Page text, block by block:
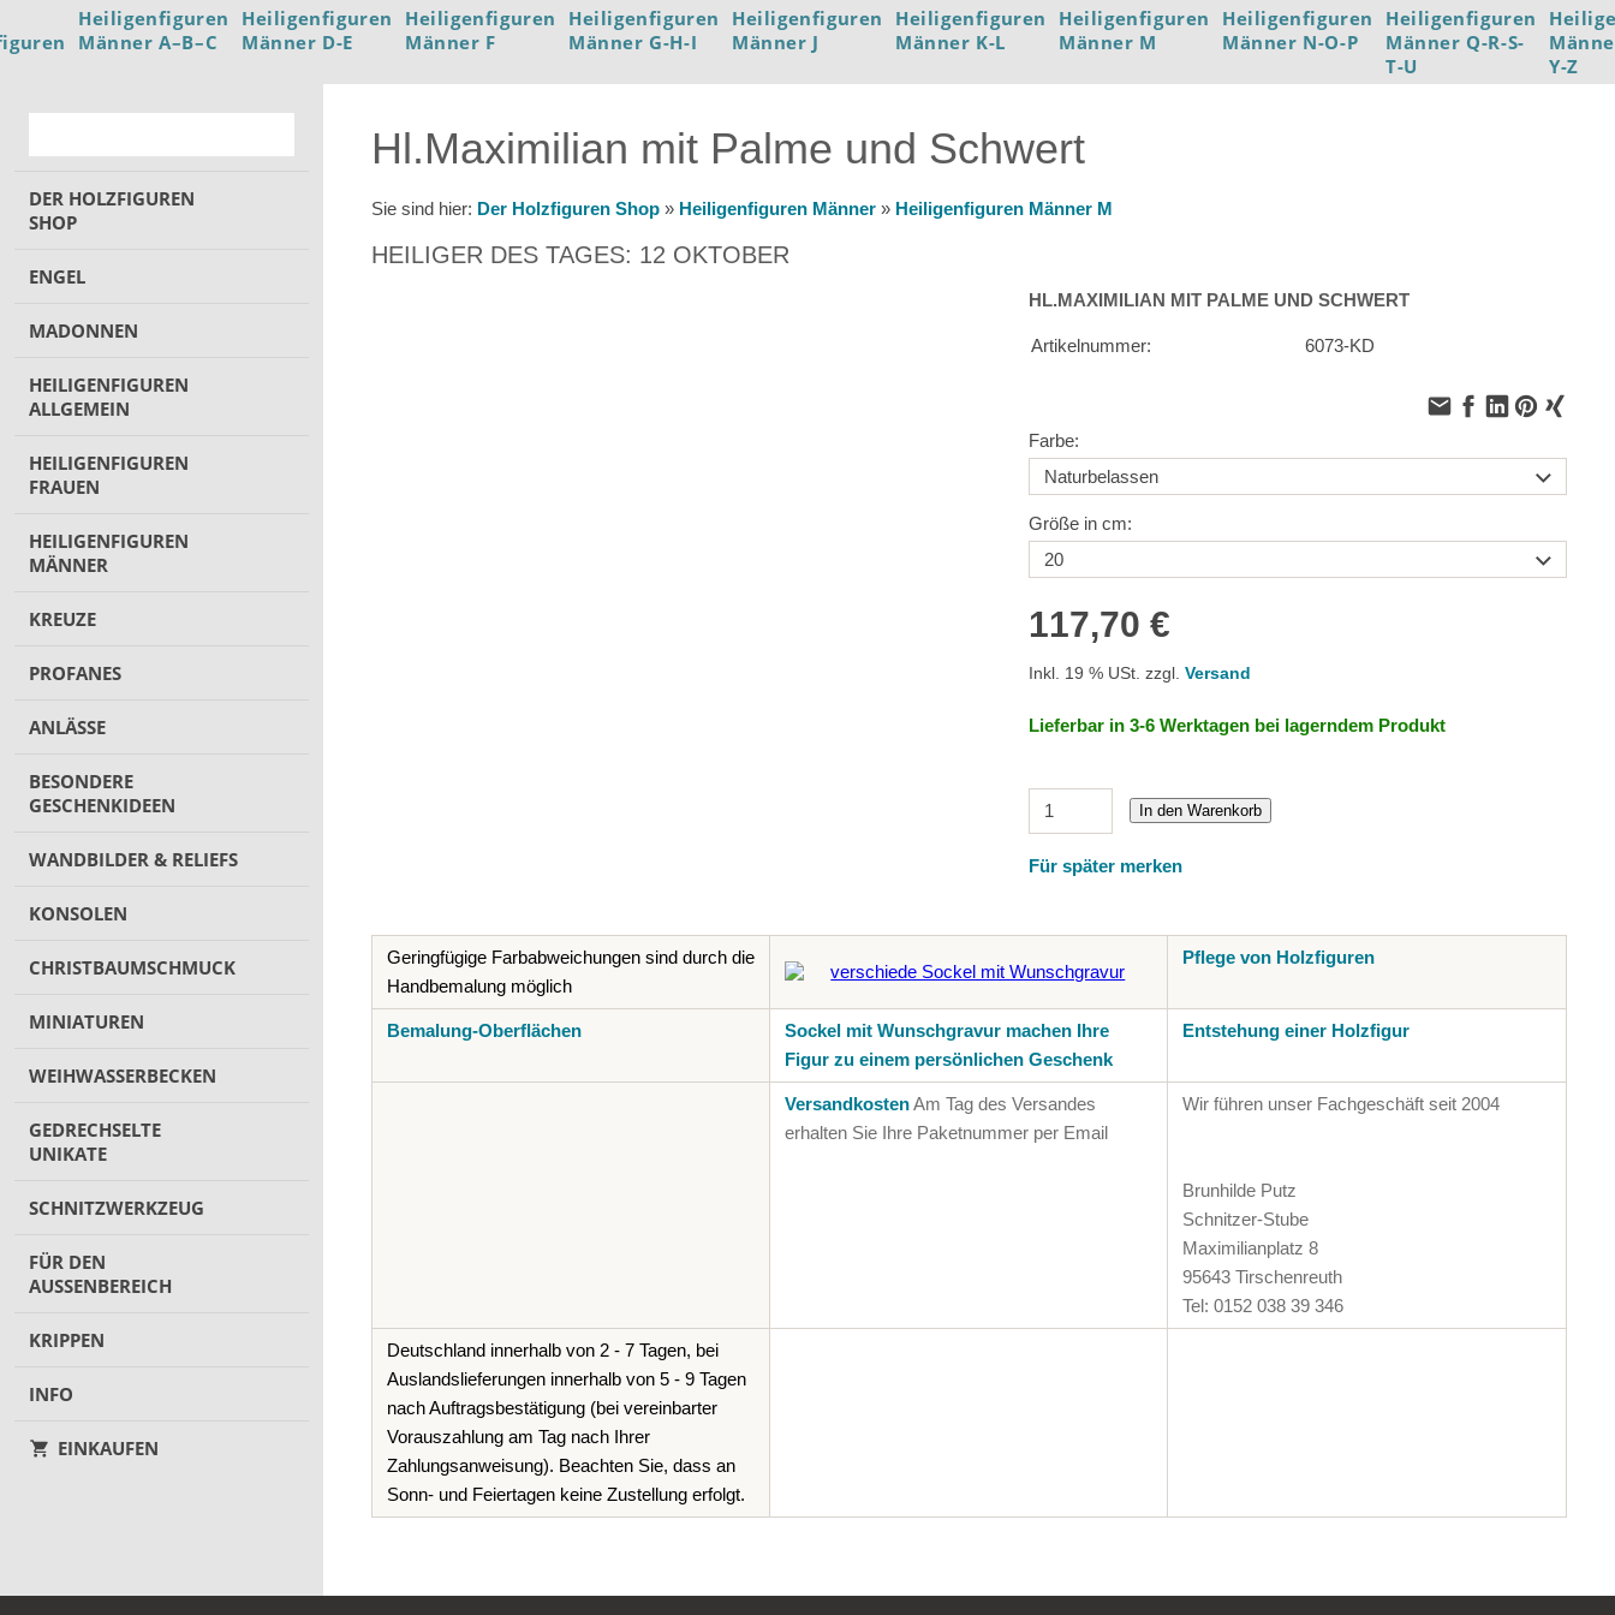
Heiligenfiguren
Männer A–B–C
Heiligenfiguren
Männer D-E
Heiligenfiguren
Männer F
Heiligenfiguren
Männer G-H-I
Heiligenfiguren
Männer J
Heiligenfiguren
Männer K-L
Heiligenfiguren
Männer M
Heiligenfiguren
Männer N-O-P
Heiligenfiguren
Männer Q-R-S-
T-U
Y-Z
DER HOLZFIGUREN
SHOP
ENGEL
MADONNEN
HEILIGENFIGUREN
ALLGEMEIN
HEILIGENFIGUREN
FRAUEN
HEILIGENFIGUREN
MÄNNER
KREUZE
PROFANES
ANLÄSSE
BESONDERE
GESCHENKIDEEN
WANDBILDER & RELIEFS
KONSOLEN
CHRISTBAUMSCHMUCK
MINIATUREN
WEIHWASSERBECKEN
GEDRECHSELTE
UNIKATE
SCHNITZWERKZEUG
FÜR DEN
AUSSENBEREICH
KRIPPEN
INFO
EINKAUFEN
Hl.Maximilian mit Palme und Schwert
Sie sind hier: Der Holzfiguren Shop» Heiligenfiguren Männer » Heiligenfiguren Männer M
HEILIGER DES TAGES: 12 OKTOBER
HL.MAXIMILIAN MIT PALME UND SCHWERT
Artikelnummer: 6073-KD
Farbe:
Größe in cm:
117,70 €
Inkl. 19 % USt. zzgl.Versand
Lieferbar in 3-6 Werktagen bei lagerndem Produkt
In den Warenkorb
Für später merken
Geringfügige Farbabweichungen sind durch die
Handbemalung möglich
Pflege von Holzfiguren
Bemalung-Oberflächen
Sockel mit Wunschgravur machen Ihre
Figur zu einem persönlichen Geschenk
Entstehung einer Holzfigur
VersandkostenAm Tag des Versandes
erhalten Sie Ihre Paketnummer per Email
Wir führen unser Fachgeschäft seit 2004
Brunhilde Putz
Schnitzer-Stube
Maximilianplatz 8
95643 Tirschenreuth
Tel: 0152 038 39 346
Deutschland innerhalb von 2 - 7 Tagen, bei
Auslandslieferungen innerhalb von 5 - 9 Tagen
nach Auftragsbestätigung (bei vereinbarter
Vorauszahlung am Tag nach Ihrer
Zahlungsanweisung). Beachten Sie, dass an
Sonn- und Feiertagen keine Zustellung erfolgt.